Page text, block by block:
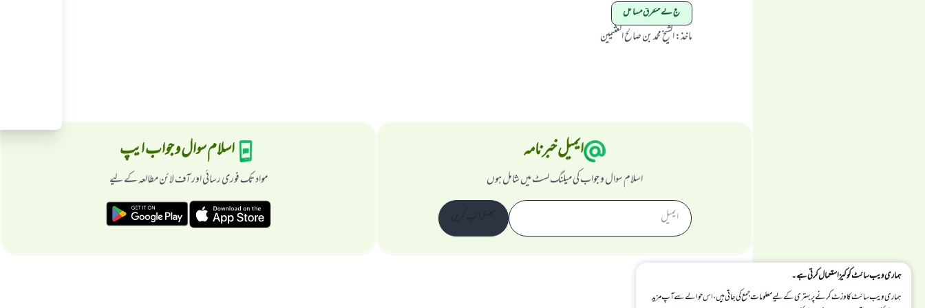
حج کے متفرق مسائل
ماخذ:الشيخ محمد بن صالح العثيمين
ایمیل خبرنامہ
اسلام سوال و جواب کی میلنگ لسٹ میں شامل ہوں
اسلام سوال و جواب ایپ
مواد تک فوری رسائی اور آف لائن مطالعہ کے لیے
ہماری ویب سائٹ کوکیز استعمال کرتی ہے۔
ہماری ویب سائٹ کا وزٹ کرنے پر بہتری کے لیے معلومات جمع کی جاتی ہیں، اس حوالے سے آپ مزید